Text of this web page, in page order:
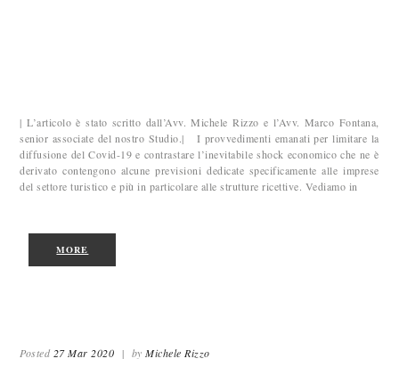
| L’articolo è stato scritto dall’Avv. Michele Rizzo e l’Avv. Marco Fontana,
senior associate del nostro Studio.| I provvedimenti emanati per limitare la
diffusione del Covid-19 e contrastare l’inevitabile shock economico che ne è
derivato contengono alcune previsioni dedicate specificamente alle imprese
del settore turistico e più in particolare alle strutture ricettive. Vediamo in
MORE
Posted27 Mar 2020 | byMichele Rizzo